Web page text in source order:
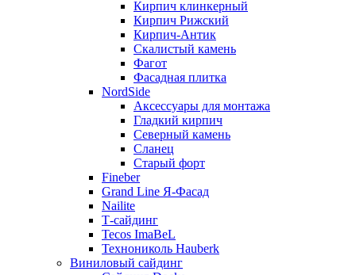
Кирпич клинкерный
Кирпич Рижский
Кирпич-Антик
Скалистый камень
Фагот
Фасадная плитка
NordSide
Аксессуары для монтажа
Гладкий кирпич
Северный камень
Сланец
Старый форт
Fineber
Grand Line Я-Фасад
Nailite
Т-сайдинг
Tecos ImaBeL
Технониколь Hauberk
Виниловый сайдинг